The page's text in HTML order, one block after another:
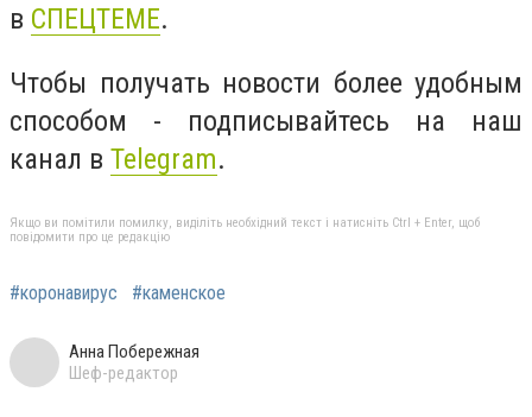
в СПЕЦТЕМЕ.
Чтобы получать новости более удобным
способом - подписывайтесь на наш
канал в Telegram.
Якщо ви помітили помилку, виділіть необхідний текст і натисніть Ctrl + Enter, щоб
повідомити про це редакцію
#коронавирус #каменское
Анна Побережная
Шеф-редактор